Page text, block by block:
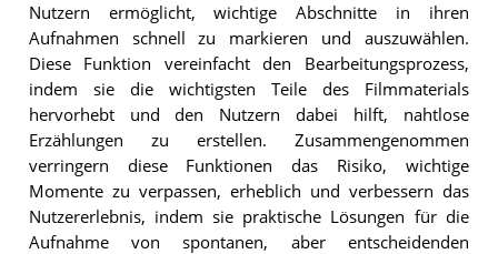
Nutzern ermöglicht, wichtige Abschnitte in ihren
Aufnahmen schnell zu markieren und auszuwählen.
Diese Funktion vereinfacht den Bearbeitungsprozess,
indem sie die wichtigsten Teile des Filmmaterials
hervorhebt und den Nutzern dabei hilft, nahtlose
Erzählungen zu erstellen. Zusammengenommen
verringern diese Funktionen das Risiko, wichtige
Momente zu verpassen, erheblich und verbessern das
Nutzererlebnis, indem sie praktische Lösungen für die
Aufnahme von spontanen, aber entscheidenden